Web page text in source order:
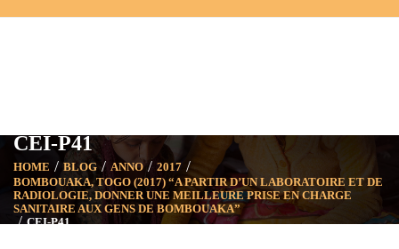
CEI-P41
HOME BLOG ANNO
2017
BOMBOUAKA, TOGO (2017) “A PARTIR D’UN LABORATOIRE ET DE
RADIOLOGIE, DONNER UNE MEILLEURE PRISE EN CHARGE
SANITAIRE AUX GENS DE BOMBOUAKA”
CEI-P41